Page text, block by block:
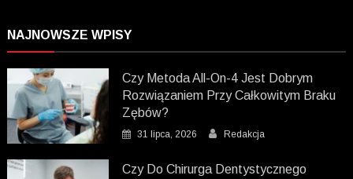
NAJNOWSZE WPISY
Czy Metoda All-On-4 Jest Dobrym
Rozwiązaniem Przy Całkowitym Braku
Zębów?
31 lipca, 2026 Redakcja
Czy Do Chirurga Dentystycznego